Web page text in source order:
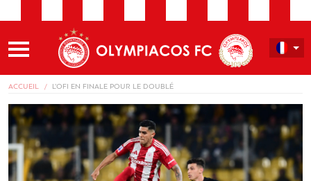
ACCUEIL L’OFI EN FINALE POUR LE DOUBLÉ